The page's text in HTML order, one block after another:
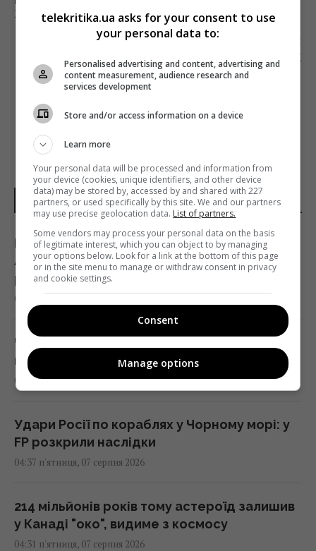
ЖУРНАЛІСТІВ
Наступна стаття
INTERNATIONAL FACT-CHECKING NETWORK
СТВОРИТЬ ВСЕСВІТНІЙ ФОНД ПІДТРИМКИ
НОВИНИ УКРАЇНИ І СВІТУ
Експерт вимкнув одне налаштування
Android – і смартфон перестав
розряджатися вночі
05:30 п'ятниця, 07 серпня 2026
Червневий оптимізм українців вивітрився,
перелому у війні нема, - німецький оглядач
05:25 п'ятниця, 07 серпня 2026
Удари Росії по кораблях у Чорному морі: у
FP розкрили наслідки
04:37 п'ятниця, 07 серпня 2026
214 мільйонів років тому астероїд залишив
у Канаді "око", видиме з космосу
04:31 п'ятниця, 07 серпня 2026
telekritika.ua asks for your consent to use
your personal data to:
Personalised advertising and content, advertising and
content measurement, audience research and
services development
Store and/or access information on a device
Learn more
Your personal data will be processed and information from
your device (cookies, unique identifiers, and other device
data) may be stored by, accessed by and shared with 227
partners, or used specifically by this site. We and our partners
may use precise geolocation data. List of partners.
Some vendors may process your personal data on the basis
of legitimate interest, which you can object to by managing
your options below. Look for a link at the bottom of this page
or in the site menu to manage or withdraw consent in privacy
and cookie settings.
Consent
Manage options